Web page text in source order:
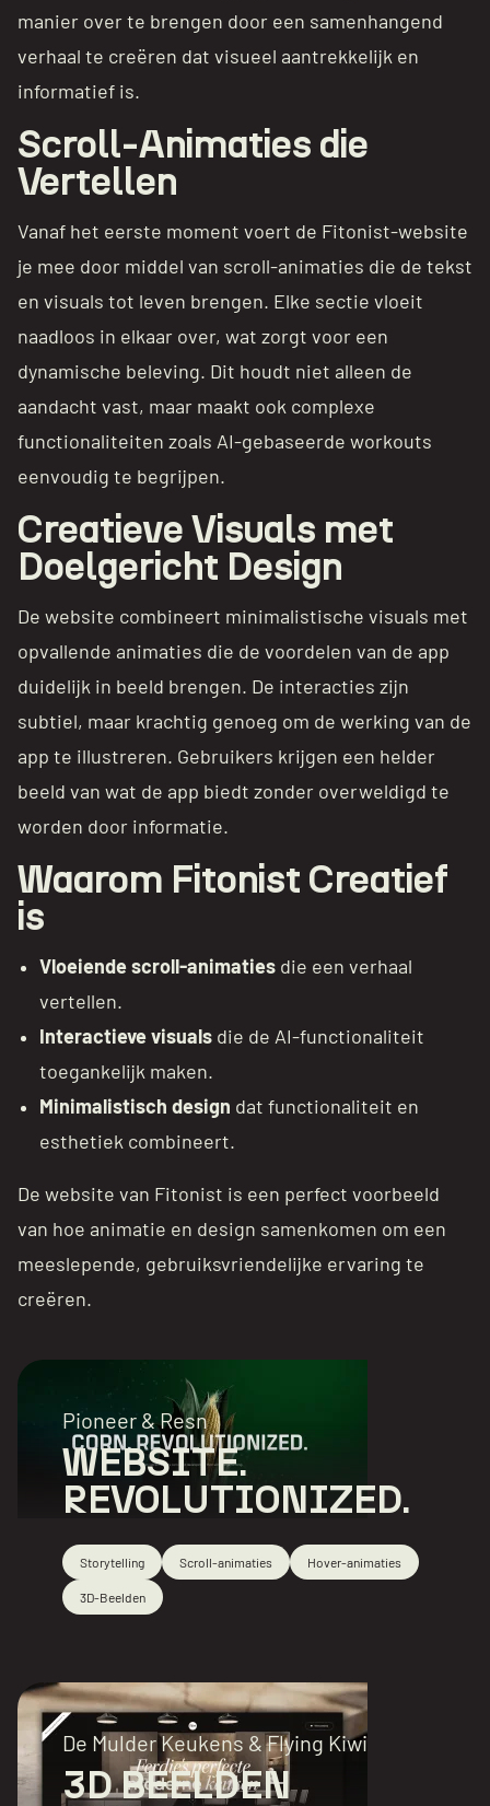
manier over te brengen door een samenhangend
verhaal te creëren dat visueel aantrekkelijk en
informatief is.
Scroll-Animaties die
Vertellen
Vanaf het eerste moment voert de Fitonist-website
je mee door middel van scroll-animaties die de tekst
en visuals tot leven brengen. Elke sectie vloeit
naadloos in elkaar over, wat zorgt voor een
dynamische beleving. Dit houdt niet alleen de
aandacht vast, maar maakt ook complexe
functionaliteiten zoals AI-gebaseerde workouts
eenvoudig te begrijpen.
Creatieve Visuals met
Doelgericht Design
De website combineert minimalistische visuals met
opvallende animaties die de voordelen van de app
duidelijk in beeld brengen. De interacties zijn
subtiel, maar krachtig genoeg om de werking van de
app te illustreren. Gebruikers krijgen een helder
beeld van wat de app biedt zonder overweldigd te
worden door informatie.
Waarom Fitonist Creatief
is
Vloeiende scroll-animaties die een verhaal
vertellen.
Interactieve visuals die de AI-functionaliteit
toegankelijk maken.
Minimalistisch design dat functionaliteit en
esthetiek combineert.
De website van Fitonist is een perfect voorbeeld
van hoe animatie en design samenkomen om een
meeslepende, gebruiksvriendelijke ervaring te
creëren.
Pioneer & Resn
WEBSITE.
REVOLUTIONIZED.
Storytelling Scroll-animaties Hover-animaties
3D-Beelden
De Mulder Keukens & Flying Kiwi
3D BEELDEN